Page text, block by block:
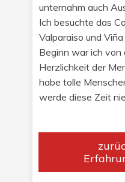
unternahm auch
Ich besuchte das
Valparaiso und
Beginn war ich von
Herzlichkeit der
habe tolle
werde diese Zeit